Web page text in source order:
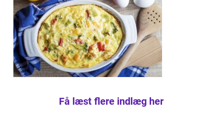
Få læst flere indlæg her